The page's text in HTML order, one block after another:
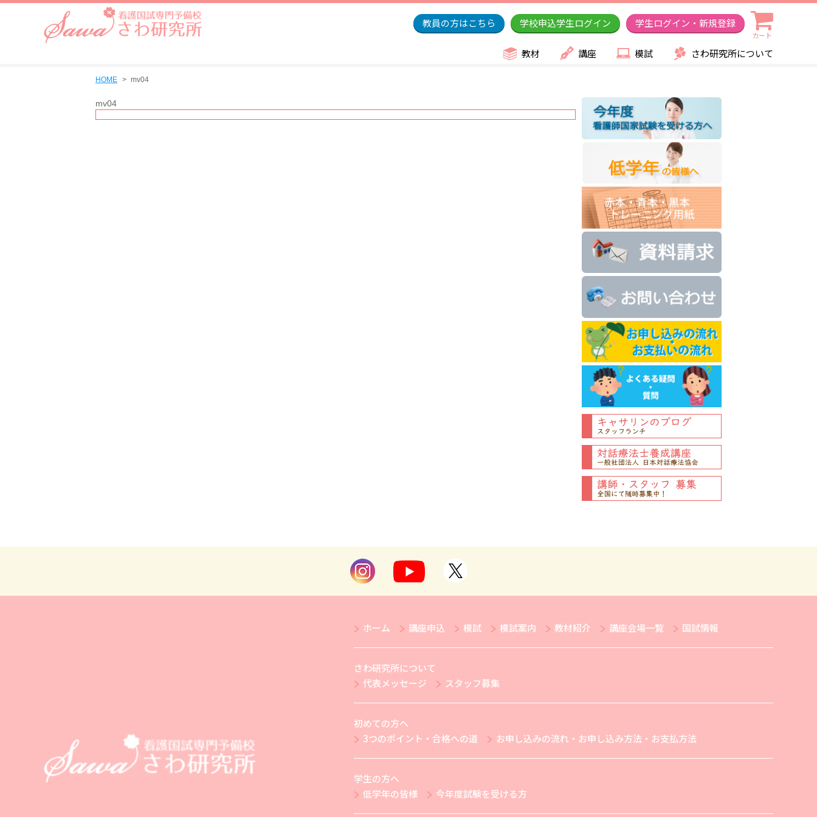
教員の方はこちら 学校申込学生ログイン 学生ログイン・新規登録
カート
教材 講座 模試 さわ研究所について
HOME mv04
mv04
ホーム 講座申込 模試 模試案内 教材紹介 講座会場一覧 国試情報
さわ研究所について
代表メッセージ
スタッフ募集
初めての方へ
3つのポイント・合格への道
お申し込みの流れ・お申し込み方法・お支払方法
学生の方へ
低学年の皆様
今年度試験を受ける方